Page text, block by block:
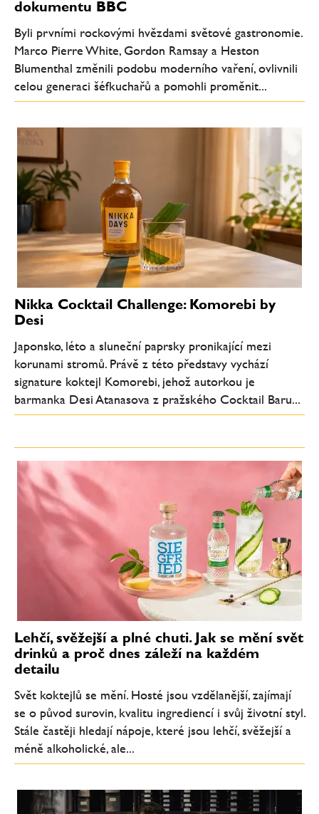
dokumentu BBC
Byli prvními rockovými hvězdami světové gastronomie.
Marco Pierre White, Gordon Ramsay a Heston
Blumenthal změnili podobu moderního vaření, ovlivnili
celou generaci šéfkuchařů a pomohli proměnit...
Nikka Cocktail Challenge: Komorebi by
Desi
Japonsko, léto a sluneční paprsky pronikající mezi
korunami stromů. Právě z této představy vychází
signature koktejl Komorebi, jehož autorkou je
barmanka Desi Atanasova z pražského Cocktail Baru...
Lehčí, svěžejší a plné chuti. Jak se mění svět
drinků a proč dnes záleží na každém
detailu
Svět koktejlů se mění. Hosté jsou vzdělanější, zajímají
se o původ surovin, kvalitu ingrediencí i svůj životní styl.
Stále častěji hledají nápoje, které jsou lehčí, svěžejší a
méně alkoholické, ale...